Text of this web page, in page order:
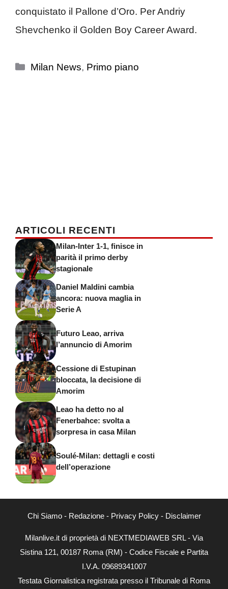
conquistato il Pallone d’Oro. Per Andriy
Shevchenko il Golden Boy Career Award.
Categorie
Milan News, Primo piano
ARTICOLI RECENTI
Milan-Inter 1-1, finisce in
parità il primo derby
stagionale
Daniel Maldini cambia
ancora: nuova maglia in
Serie A
Futuro Leao, arriva
l’annuncio di Amorim
Cessione di Estupinan
bloccata, la decisione di
Amorim
Leao ha detto no al
Fenerbahce: svolta a
sorpresa in casa Milan
Soulé-Milan: dettagli e costi
dell’operazione
Chi Siamo- Redazione- Privacy Policy- Disclaimer
Milanlive.it di proprietà di NEXTMEDIAWEB SRL - Via
Sistina 121, 00187 Roma (RM) - Codice Fiscale e Partita
I.V.A. 09689341007
Testata Giornalistica registrata presso il Tribunale di Roma